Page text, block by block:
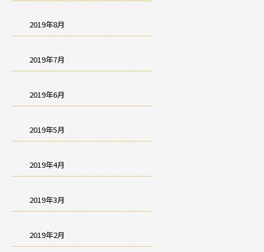
2019年8月
2019年7月
2019年6月
2019年5月
2019年4月
2019年3月
2019年2月